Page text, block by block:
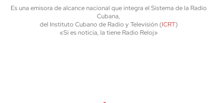
Es una emisora de alcance nacional que integra el Sistema de la Radio
Cubana,
del Instituto Cubano de Radio y Televisión (ICRT)
«Si es noticia, la tiene Radio Reloj»